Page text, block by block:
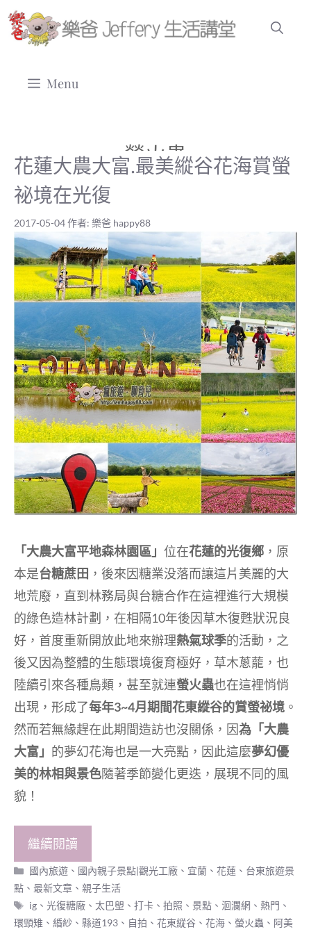
跳
至
Menu
螢火蟲
花蓮大農大富.最美縱谷花海賞螢
祕境在光復
2017-05-04作者: 樂爸 happy88
「大農大富平地森林園區」 位在花蓮的光復鄉 ，原
本是台糖蔗田 ，後來因糖業没落而讓這片美麗的大
地荒廢，直到林務局與台糖合作在這裡進行大規模
的綠色造林計劃，在相隔10年後因草木復甦狀況良
好，首度重新開放此地來辦理熱氣球季的活動，之
後又因為整體的生態環境復育極好，草木蔥蘢，也
陸續引來各種鳥類，甚至就連螢火蟲也在這裡悄悄
出現，形成了每年3~4月期間花東縱谷的賞螢祕境 。
然而若無緣趕在此期間造訪也沒關係，因為「大農
大富」 的夢幻花海也是一大亮點，因此這麼夢幻優
美的林相與景色隨著季節變化更迭，展現不同的風
貌！
繼續閱讀
分
類
國內旅遊 、 國內親子景點|觀光工廠 、 宜蘭、花蓮、台東旅遊景
點 、 最新文章 、 親子生活
標
籤
ig 、光復糖廠 、 太巴塱 、打卡 、拍照 、 景點 、 洄瀾網 、 熱門 、
環頸雉 、 緍紗 、 縣道193 、 自拍 、 花東縱谷 、 花海 、 螢火蟲 、 阿美